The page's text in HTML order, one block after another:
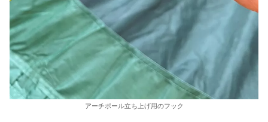
アーチポール立ち上げ用のフック